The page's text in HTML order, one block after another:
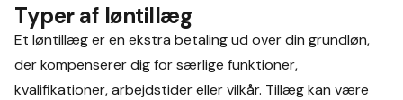
Typer af løntillæg
Et løntillæg er en ekstra betaling ud over din grundløn,
der kompenserer dig for særlige funktioner,
kvalifikationer, arbejdstider eller vilkår. Tillæg kan være